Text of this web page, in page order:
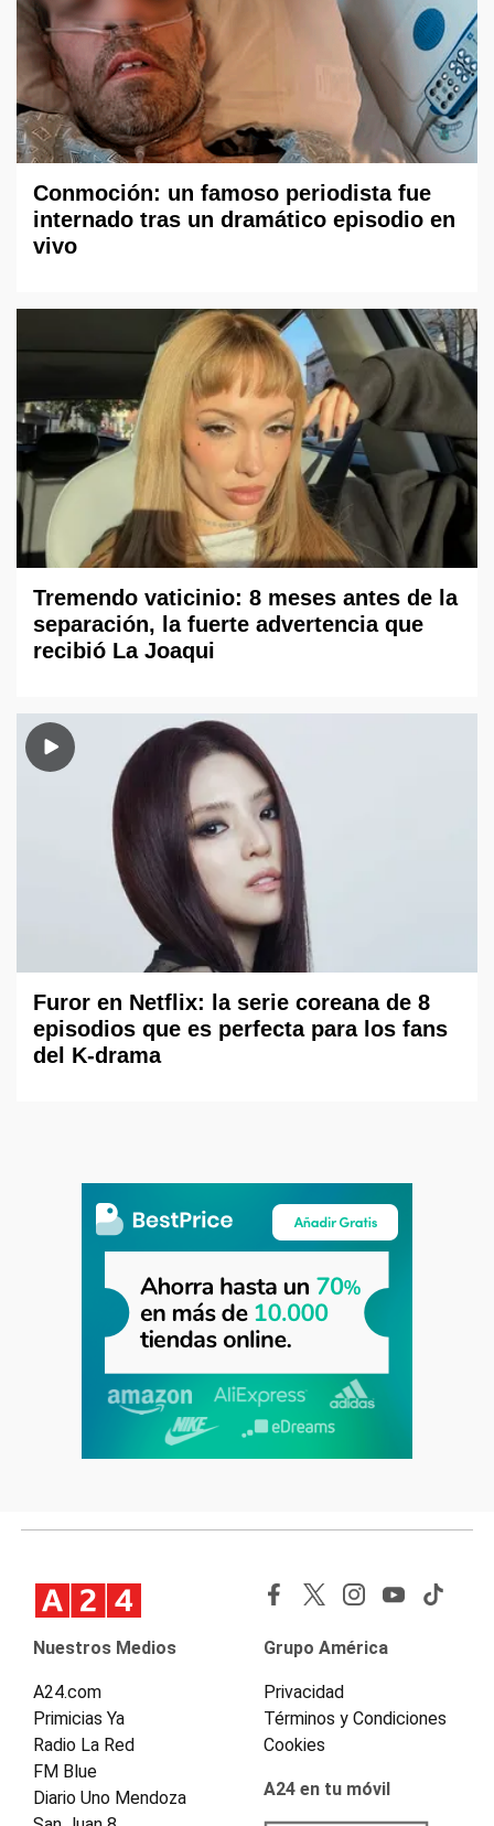
Conmoción: un famoso periodista fue
internado tras un dramático episodio en
vivo
Tremendo vaticinio: 8 meses antes de la
separación, la fuerte advertencia que
recibió La Joaqui
Furor en Netflix: la serie coreana de 8
episodios que es perfecta para los fans
del K-drama
Nuestros Medios
A24.com
Primicias Ya
Radio La Red
FM Blue
Diario Uno Mendoza
Grupo América
Privacidad
Términos y Condiciones
Cookies
A24 en tu móvil